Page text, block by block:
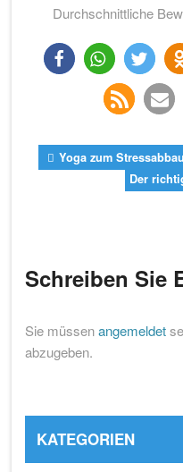
Durchschnittliche
teilen twittern
feed mail
Yoga zum Stressabbau
Der
Schreiben Sie
Sie müssenangemeldet
abzugeben.
KATEGORIEN